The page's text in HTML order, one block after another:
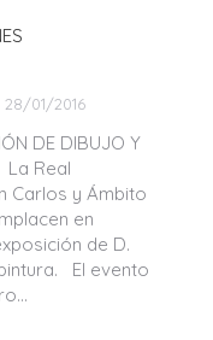
28/01/2016
DE DIBUJO Y
La Real
Carlos y Ámbito
en
de D.
El evento